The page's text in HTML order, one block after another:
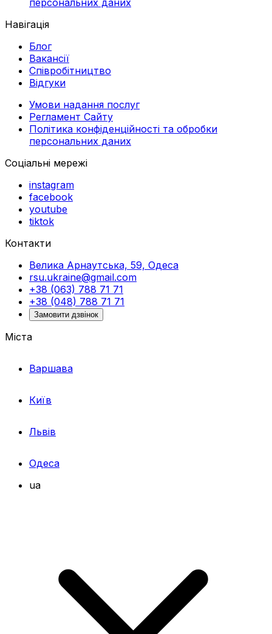
Навігація
Блог
Вакансії
Співробітництво
Відгуки
Умови надання послуг
Регламент Сайту
Політика конфіденційності та обробки
персональних даних
Соціальні мережі
instagram
facebook
youtube
tiktok
Контакти
Велика Арнаутська, 59, Одеса
rsu.ukraine@gmail.com
+38 (063) 788 71 71
+38 (048) 788 71 71
Замовити дзвінок
Міста
Варшава
Київ
Львів
Одеса
ua